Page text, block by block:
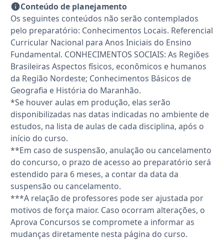
Conteúdo de planejamento
Os seguintes conteúdos não serão contemplados
pelo preparatório: Conhecimentos Locais. Referencial
Curricular Nacional para Anos Iniciais do Ensino
Fundamental. CONHECIMENTOS SOCIAIS: As Regiões
Brasileiras Aspectos físicos, econômicos e humanos
da Região Nordeste; Conhecimentos Básicos de
Geografia e História do Maranhão.
*Se houver aulas em produção, elas serão
disponibilizadas nas datas indicadas no ambiente de
estudos, na lista de aulas de cada disciplina, após o
início do curso.
**Em caso de suspensão, anulação ou cancelamento
do concurso, o prazo de acesso ao preparatório será
estendido para 6 meses, a contar da data da
suspensão ou cancelamento.
***A relação de professores pode ser ajustada por
motivos de força maior. Caso ocorram alterações, o
Aprova Concursos se compromete a informar as
mudanças diretamente nesta página do curso.